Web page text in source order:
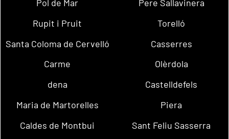
Pol de Mar
Pere Sallavinera
Rupit i Pruit
Torelló
Santa Coloma de Cervelló
Casserres
Carme
Olèrdola
dena
Castelldefels
Maria de Martorelles
Piera
Caldes de Montbui
Sant Feliu Sasserra